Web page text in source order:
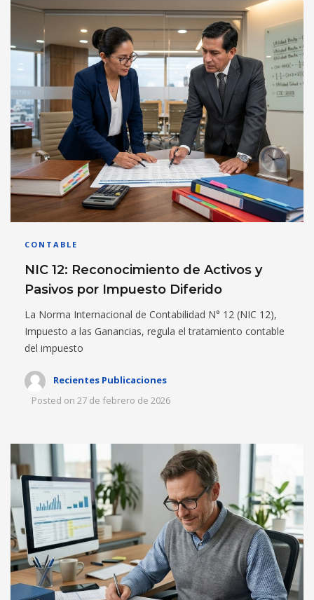
CONTABLE
NIC 12: Reconocimiento de Activos y
Pasivos por Impuesto Diferido
La Norma Internacional de Contabilidad N° 12 (NIC 12),
Impuesto a las Ganancias, regula el tratamiento contable
del impuesto
Recientes Publicaciones
Posted on 27 de febrero de 2026